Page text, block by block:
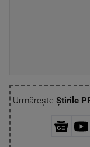
Urmărește Știrile